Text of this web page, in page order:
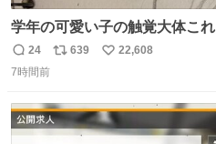
学年の可愛い子の触覚大体これ
返
信
24
リ
ト
数
639
い
数
22,608
7時間前